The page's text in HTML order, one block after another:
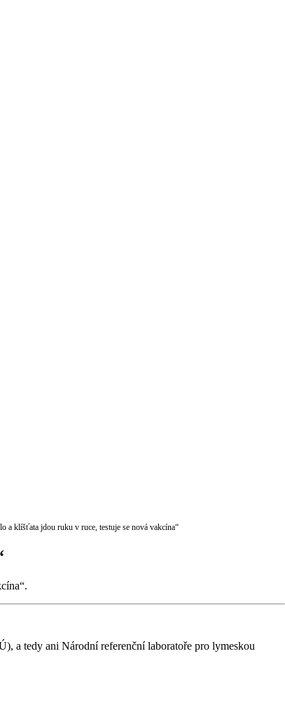
a klíšťata jdou ruku v ruce, testuje se nová vakcína“
a tedy ani Národní referenční laboratoře pro lymeskou